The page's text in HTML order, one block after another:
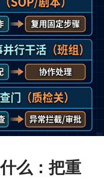
么：把重